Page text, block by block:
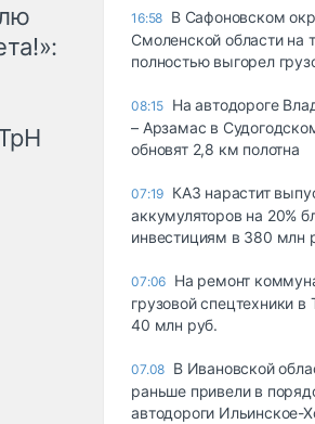
16:58 В Сафоновском
Смоленской области на
полностью выгорел
08:15 На автодороге
– Арзамас в
обновят 2,8 км полотна
07:19 КАЗ нарастит
аккумуляторов на 20%
инвестициям в 380 млн
07:06 На ремонт
грузовой спецтехники в
40 млн руб.
07.08 В Ивановской
раньше привели в
автодороги Ильинское-